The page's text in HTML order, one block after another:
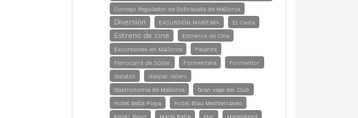
Consejo Regulador de Sobrasada de Mallorca
Diversión EXCURSIÓN MARÍTIMA El Casta
Estreno de cine
Estrenos de Cine
Excursiones en Mallorca
Felanitx
Ferrocarril de Sóller
Formentera
Formentor
Galatzó
Gaspar Valero
Gastronomía de Mallorca
Gran viaje del Club
Hotel Bella Playa
Hotel Blau Mediterráneo
Koldo Royo
Macià Batle Mar
Marineland